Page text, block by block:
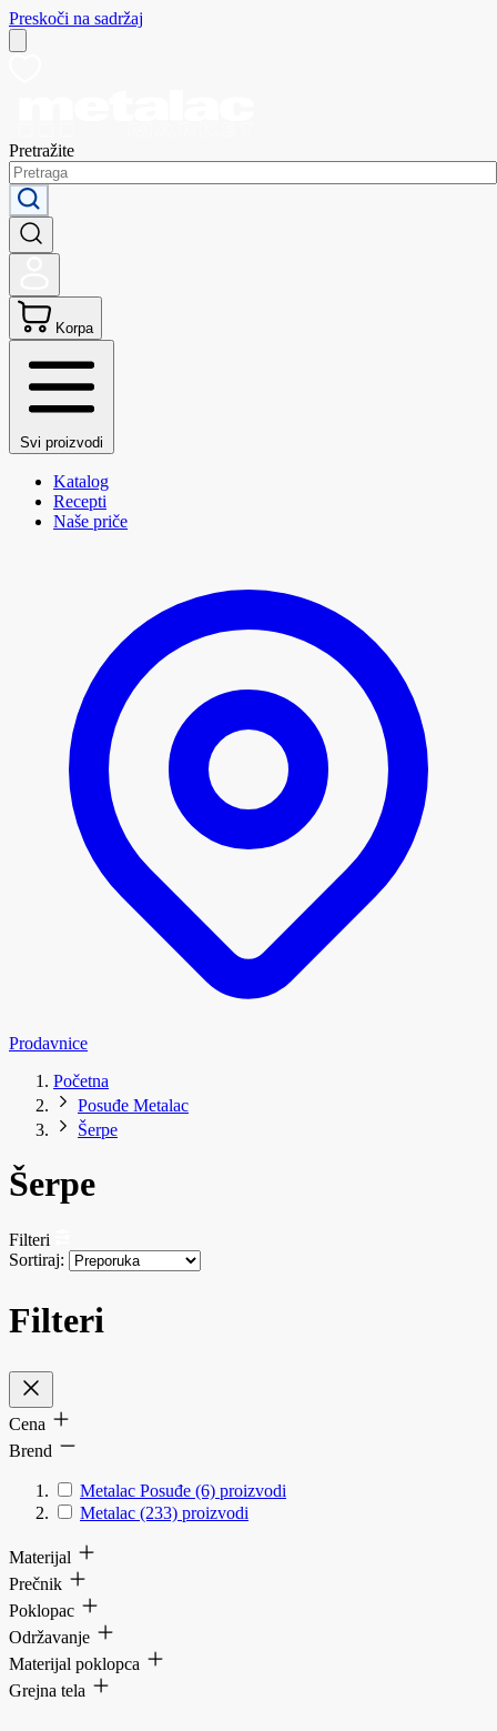
Preskoči na sadržaj
Pretražite
Korpa
Svi proizvodi
Katalog
Recepti
Naše priče
Prodavnice
Početna
Posuđe Metalac
Šerpe
Šerpe
Filteri
Sortiraj:
Filteri
Cena
Brend
Metalac Posuđe (6) proizvodi
Metalac (233) proizvodi
Materijal
Prečnik
Poklopac
Održavanje
Materijal poklopca
Grejna tela